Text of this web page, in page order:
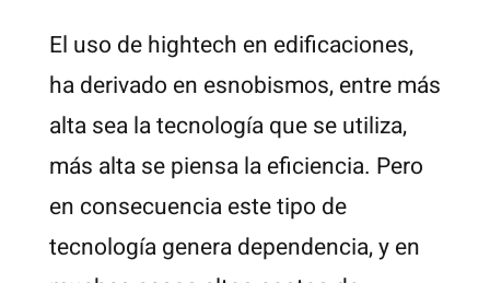
El uso de hightech en edificaciones,
ha derivado en esnobismos, entre más
alta sea la tecnología que se utiliza,
más alta se piensa la eficiencia. Pero
en consecuencia este tipo de
tecnología genera dependencia, y en